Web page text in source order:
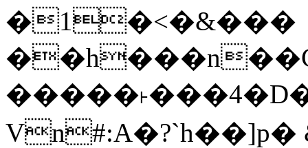
�1�<�&���
Vn#:A�?`h��]p�